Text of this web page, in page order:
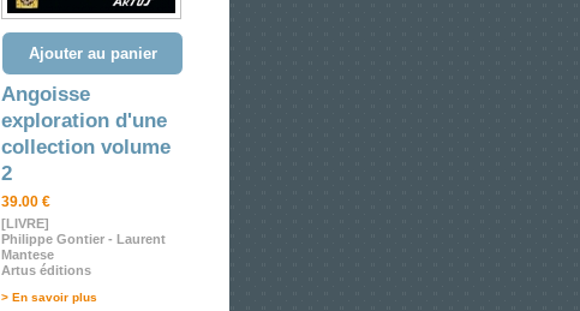
Ajouter au panier
Angoisse
exploration d'une
collection volume
2
39.00 €
[LIVRE]
Philippe Gontier - Laurent
Mantese
Artus éditions
> En savoir plus